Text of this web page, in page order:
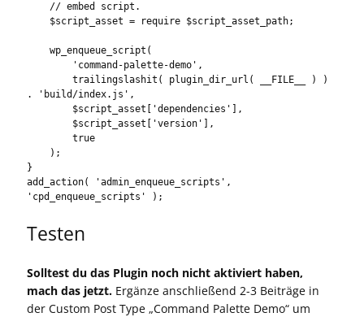
    wp_enqueue_script(
        trailingslashit( plugin_dir_url( __FILE__ ) )
. 'build/index.js',
        true
}
add_action( 'admin_enqueue_scripts',
'cpd_enqueue_scripts' );
Testen
Solltest du das Plugin noch nicht aktiviert haben,
mach das jetzt. Ergänze anschließend 2-3 Beiträge in
der Custom Post Type „Command Palette Demo“ um